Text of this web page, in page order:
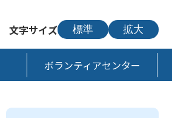
文字サイズ 標準 拡大
ボランティアセンター